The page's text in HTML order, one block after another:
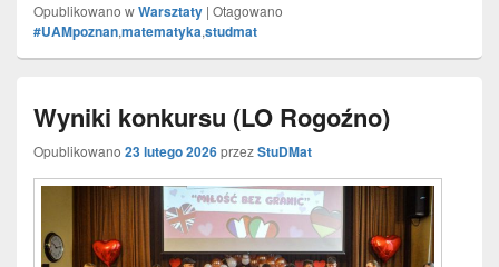
Opublikowano wWarsztaty | Otagowano
#UAMpoznan,matematyka,studmat
Wyniki konkursu (LO Rogoźno)
Opublikowano 23 lutego 2026przezStuDMat